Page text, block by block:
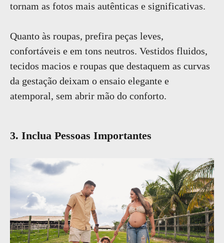
tornam as fotos mais autênticas e significativas.
Quanto às roupas, prefira peças leves,
confortáveis e em tons neutros. Vestidos fluidos,
tecidos macios e roupas que destaquem as curvas
da gestação deixam o ensaio elegante e
atemporal, sem abrir mão do conforto.
3. Inclua Pessoas Importantes